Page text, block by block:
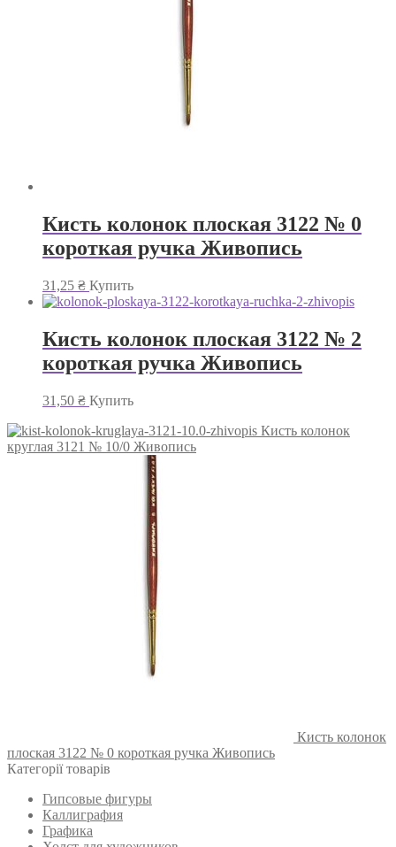
Кисть колонок плоская 3122 № 0
короткая ручка Живопись
31,25 ₴ Купить
Кисть колонок плоская 3122 № 2
короткая ручка Живопись
31,50 ₴ Купить
Кисть колонок
круглая 3121 № 10/0 Живопись
Кисть колонок
плоская 3122 № 0 короткая ручка Живопись
Категорії товарів
Гипсовые фигуры
Каллиграфия
Графика